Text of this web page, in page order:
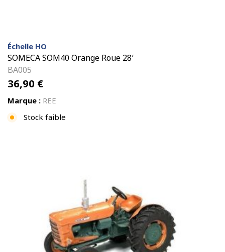
Échelle HO
SOMECA SOM40 Orange Roue 28′
BA005
36,90 €
Marque : REE
Stock faible